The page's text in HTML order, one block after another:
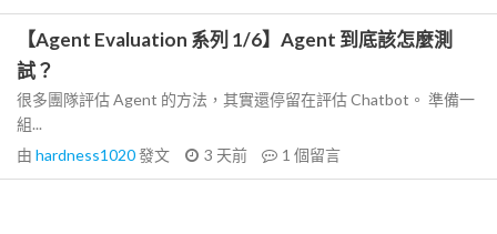
【Agent Evaluation 系列 1/6】Agent 到底該怎麼測
試？
很多團隊評估 Agent 的方法，其實還停留在評估 Chatbot。 準備一
組...
由 hardness1020發文 3 天前 1 個留言